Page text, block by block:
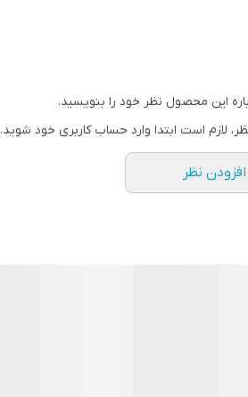
این محصول نظر خود را بنویسید.
لازم است ابتدا وارد حساب کاربری خود شوید.
افزودن نظر